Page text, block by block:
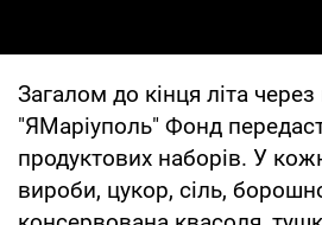
Загалом до кінця літа
"ЯМаріуполь" Фонд
продуктових наборів. У
вироби, цукор, сіль,